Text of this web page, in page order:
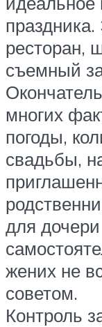
ресторан,
съемный
многих
погоды,
свадьбы,
для
жених не
советом.
Контроль